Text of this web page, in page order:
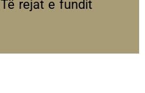
Të rejat e fundit